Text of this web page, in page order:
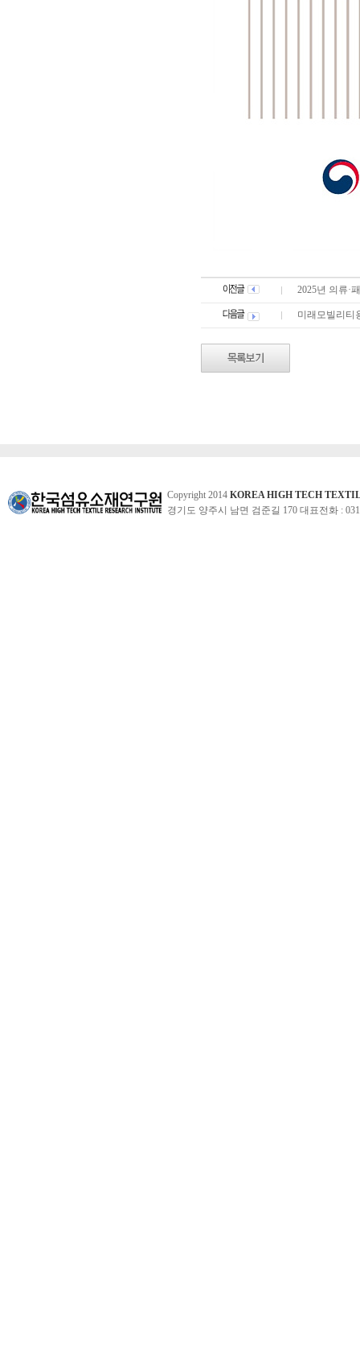
2025년 의류·
미래모빌리티
Copyright 2014 KOREA HIGH TECH
경기도 양주시 남면 검준길 170 대표전화 :